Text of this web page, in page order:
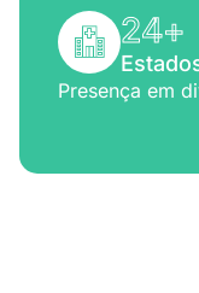
24+
Presença em